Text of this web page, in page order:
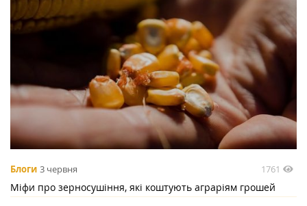
Блоги 3 червня 1761
Міфи про зерносушіння, які коштують аграріям грошей